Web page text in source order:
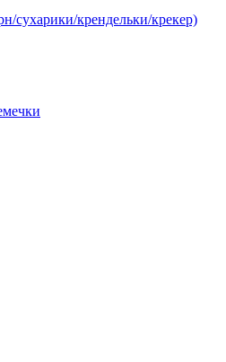
сухарики/крендельки/крекер)